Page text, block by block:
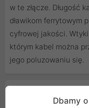
w te złącze. Długość
dławikom ferrytowym
cyfrowej jakości.
którym kabel można
jego poluzowaniu się.
Cechy produktu
Dbamy